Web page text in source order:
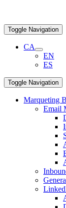
Toggle Navigation
CA
EN
ES
Toggle Navigation
Marqueting
Email